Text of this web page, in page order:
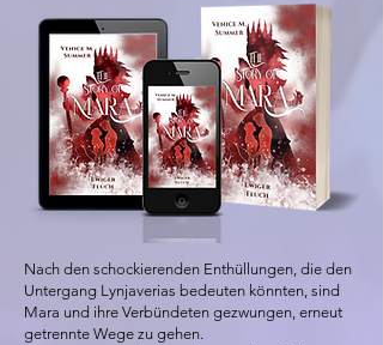
Nach den schockierenden Enthüllungen, die den
Untergang Lynjaverias bedeuten könnten, sind
Mara und ihre Verbündeten gezwungen, erneut
getrennte Wege zu gehen.